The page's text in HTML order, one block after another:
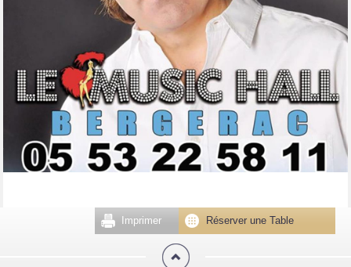
Réserver une Table
Imprimer